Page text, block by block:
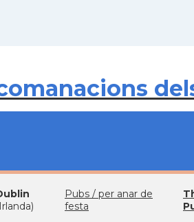
Pubs / per anar de
festa